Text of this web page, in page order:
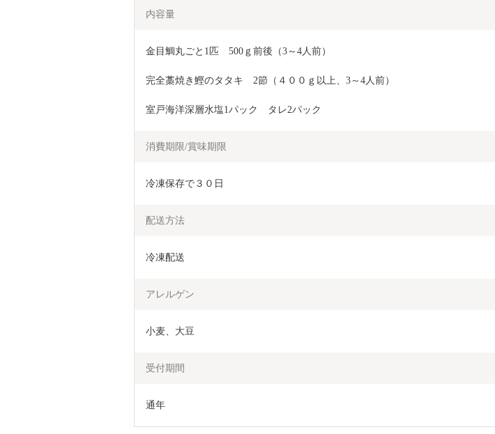
内容量
金目鯛丸ごと1匹　500ｇ前後（3～4人前）
完全藁焼き鰹のタタキ　2節（４００ｇ以上、3～4人前）
室戸海洋深層水塩1パック　タレ2パック
消費期限/賞味期限
冷凍保存で３０日
配送方法
冷凍配送
アレルゲン
小麦、大豆
受付期間
通年